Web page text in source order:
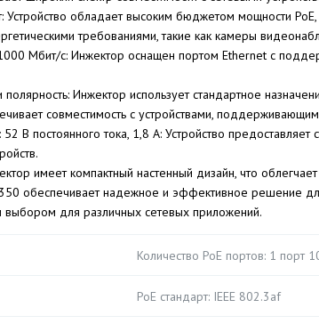
обладает высоким бюджетом мощности PoE,
требованиями, такие как камеры
Мбит/с: Инжектор оснащен портом Ethernet с
полярность: Инжектор использует стандартное
совместимость с устройствами,
В постоянного тока, 1,8 А: Устройство
имеет компактный настенный дизайн, что
обеспечивает надежное и эффективное решение
выбором для различных сетевых приложений.
Количество PoE портов: 1 порт
PoE стандарт: IEEE 802.3af